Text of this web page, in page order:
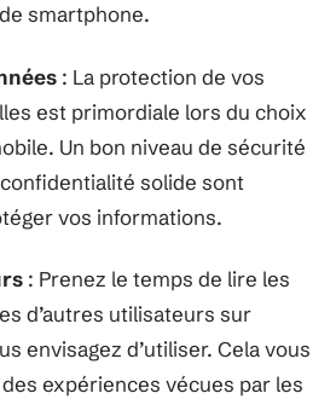
smartphone.
: La protection de vos
est primordiale lors du choix
Un bon niveau de sécurité
solide sont
vos informations.
: Prenez le temps de lire les
d’autres utilisateurs sur
envisagez d’utiliser. Cela vous
expériences vécues par les